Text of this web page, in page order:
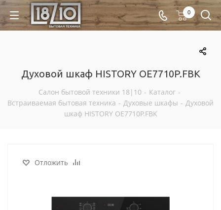
0
Духовой шкаф HISTORY OE7710P.FBK
Салон бытовой техники 18|10 - Каталог -
Встраиваемая бытовая техника - Духовые шкафы - Духовой
шкаф HISTORY OE7710P.FBK
Отложить